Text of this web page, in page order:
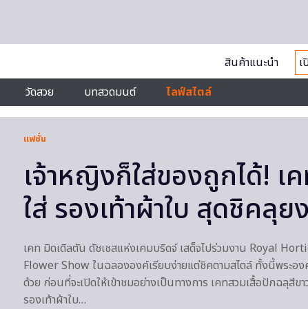
สินค้าแนะนำ
วัดสวย บทสวดมนต์ ไลฟ์สไตล์
แฟชั่น
เจ้าหญิงก็ใส่ของถูกได้! เ
ใส่ รองเท้าผ้าใบ สุดชิคลุ
เคท มิดเดิลตัน ดัชเชสแห่งเคมบริดจ์ เสด็จไปร่วมงาน Royal
Flower Show ในฉลององค์เรียบง่ายแต่ชิคตามสไตล์ ทั้งนี้พระ
ด้วย ก่อนที่จะเปิดให้เข้าชมอย่างเป็นทางการ เคทสวมเสื้อปักฉลุสีข
รองเท้าผ้าใบ…